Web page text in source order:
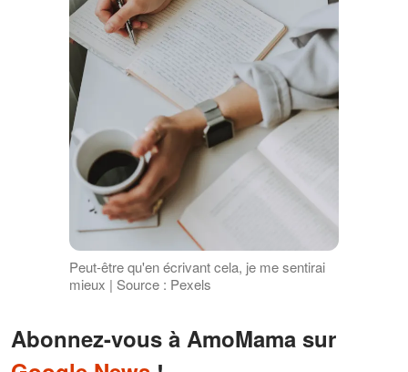
Peut-être qu'en écrivant cela, je me sentirai
mieux | Source : Pexels
Abonnez-vous à AmoMama sur